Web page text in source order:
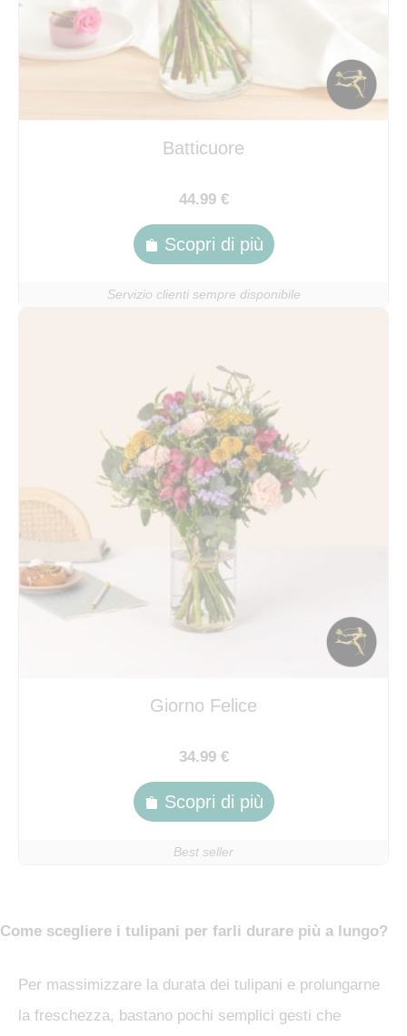
Batticuore
44.99 €
Scopri di più
Servizio clienti sempre disponibile
Giorno Felice
34.99 €
Scopri di più
Best seller
Come scegliere i tulipani per farli durare più a lungo?
Per massimizzare la durata dei tulipani e prolungarne
la freschezza, bastano pochi semplici gesti che